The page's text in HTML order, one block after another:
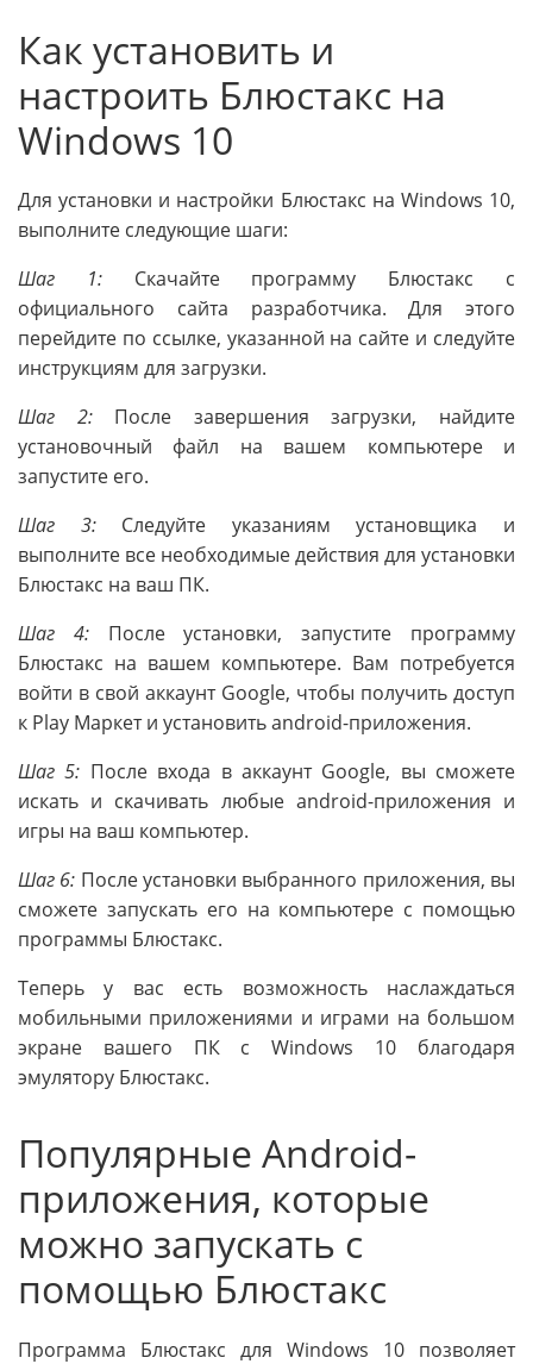
Как установить и
настроить Блюстакс на
Windows 10
Для установки и настройки Блюстакс на Windows 10,
выполните следующие шаги:
Шаг 1:Скачайте программу Блюстакс с
официального сайта разработчика. Для этого
перейдите по ссылке, указанной на сайте и следуйте
инструкциям для загрузки.
Шаг 2:После завершения загрузки, найдите
установочный файл на вашем компьютере и
запустите его.
Шаг 3:Следуйте указаниям установщика и
выполните все необходимые действия для установки
Блюстакс на ваш ПК.
Шаг 4:После установки, запустите программу
Блюстакс на вашем компьютере. Вам потребуется
войти в свой аккаунт Google, чтобы получить доступ
к Play Маркет и установить android-приложения.
Шаг 5: После входа в аккаунт Google, вы сможете
искать и скачивать любые android-приложения и
игры на ваш компьютер.
Шаг 6: После установки выбранного приложения, вы
сможете запускать его на компьютере с помощью
программы Блюстакс.
Теперь у вас есть возможность наслаждаться
мобильными приложениями и играми на большом
экране вашего ПК с Windows 10 благодаря
эмулятору Блюстакс.
Популярные Android-
приложения, которые
можно запускать с
помощью Блюстакс
Программа Блюстакс для Windows 10 позволяет